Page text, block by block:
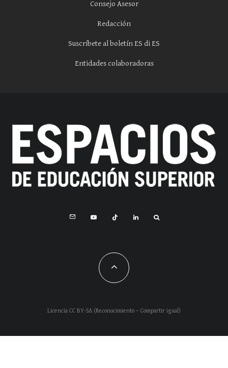
Consejo Asesor
Redacción
Suscríbete al boletín ES di ES
Entidades colaboradoras
Licencia CC BY-SA (Reconocimiento – Compartir igual)